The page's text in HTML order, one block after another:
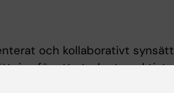
och kollaborativt synsätt
för att studenten aktivt
används är föreläsningar,